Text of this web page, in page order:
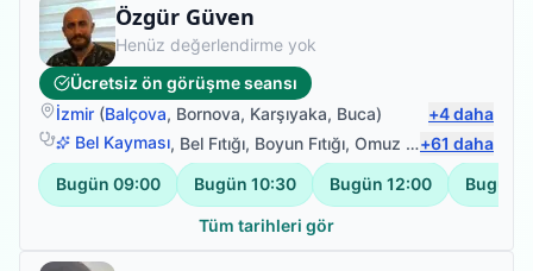
Özgür Güven
Fizyoterapist
Henüz değerlendirme yok
Ücretsiz ön görüşme seansı
İzmir (Balçova, Bornova, Karşıyaka, Buca) +4daha
Bel Kayması, Bel Fıtığı, Boyun Fıtığı, Omuz Bağ Yaralanması +61 daha
Bugün 09:00 Bugün 10:30 Bugün 12:00 Bugün
Tüm tarihleri gör